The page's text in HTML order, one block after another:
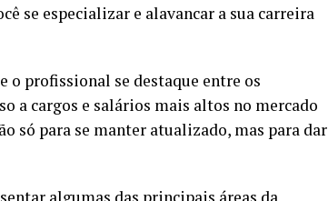
se especializar e alavancar a sua carreira
o profissional se destaque entre os
a cargos e salários mais altos no mercado
só para se manter atualizado, mas para dar
algumas das principais áreas da